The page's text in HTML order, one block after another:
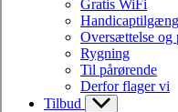
Gratis WiFi
Oversættelse og
Rygning
Til pårørende
Derfor flager vi
Tilbud